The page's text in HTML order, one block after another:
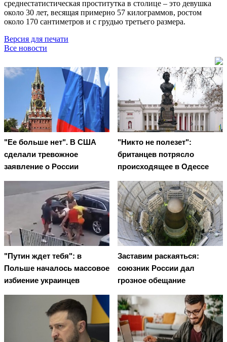
среднестатистическая проститутка в столице – это девушка
около 30 лет, весящая примерно 57 килограммов, ростом
около 170 сантиметров и с грудью третьего размера.
Версия для печати
Все новости
"Ее больше нет". В США
сделали тревожное
заявление о России
"Никто не полезет":
британцев потрясло
происходящее в Одессе
"Путин ждет тебя": в
Польше началось массовое
избиение украинцев
Заставим раскаяться:
союзник России дал
грозное обещание